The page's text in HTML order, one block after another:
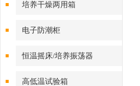
培养干燥两用箱
电子防潮柜
恒温摇床/培养振荡器
高低温试验箱